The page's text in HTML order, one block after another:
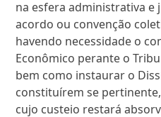
na esfera administrativa e
acordo ou convenção
havendo necessidade o
Econômico perante o
bem como instaurar o
constituírem se
cujo custeio restará